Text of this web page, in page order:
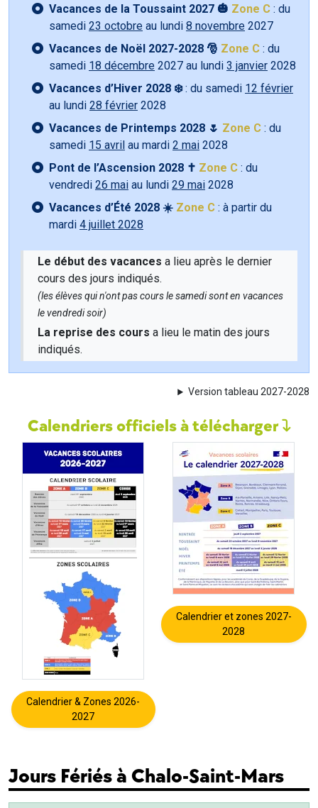
Vacances de la Toussaint 2027 🎃 Zone C : du
samedi 23 octobre au lundi 8 novembre 2027
Vacances de Noël 2027-2028 🎅 Zone C : du
samedi 18 décembre 2027 au lundi 3 janvier 2028
Vacances d’Hiver 2028 ❄️: du samedi 12 février
au lundi 28 février 2028
Vacances de Printemps 2028 🌷 Zone C : du
samedi 15 avril au mardi 2 mai 2028
Pont de l’Ascension 2028 ✝️ Zone C : du
vendredi 26 mai au lundi 29 mai 2028
Vacances d’Été 2028 ☀️ Zone C : à partir du
mardi 4 juillet 2028
Le début des vacances a lieu après le dernier
cours des jours indiqués.
(les élèves qui n'ont pas cours le samedi sont en vacances
le vendredi soir)
La reprise des cours a lieu le matin des jours
indiqués.
Version tableau 2027-2028
Calendriers officiels à télécharger
Calendrier & Zones 2026-
2027
Calendrier et zones 2027-
2028
Jours Fériés à Chalo-Saint-Mars